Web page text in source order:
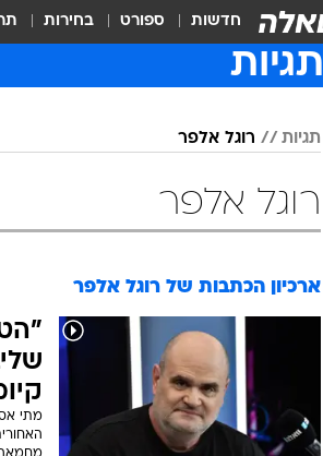
חדשות ספורט בחירות
תגיות
תגיות רוגל אלפר
רוגל אלפר
ארכיון הכתבות של רוגל אלפר
מתי